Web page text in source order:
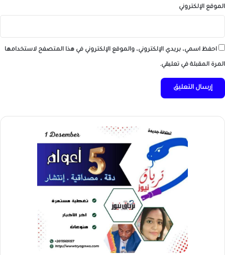
الموقع الإلكتروني
احفظ اسمي، بريدي الإلكتروني، والموقع الإلكتروني في هذا المتصفح لاستخدامها
المرة المقبلة في تعليقي.